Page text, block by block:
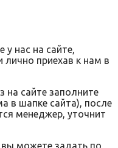
нас на сайте,
приехав к нам в
на сайте заполните
в шапке сайта), после
менеджер, уточнит
можете задать по